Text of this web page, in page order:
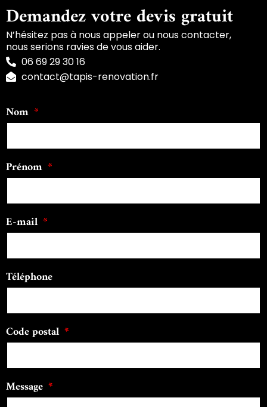
Demandez votre devis gratuit
N’hésitez pas à nous appeler ou nous contacter,
nous serions ravies de vous aider.
06 69 29 30 16
contact@tapis-renovation.fr
Nom
Prénom
E-mail
Téléphone
Code postal
Message